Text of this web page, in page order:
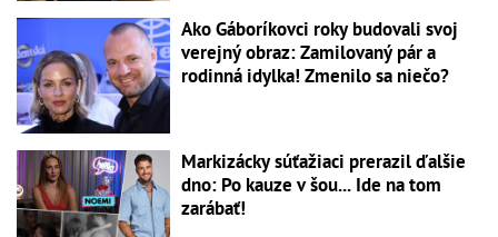
Ako Gáboríkovci roky budovali svoj
verejný obraz: Zamilovaný pár a
rodinná idylka! Zmenilo sa niečo?
Markizácky súťažiaci prerazil ďalšie
dno: Po kauze v šou... Ide na tom
zarábať!